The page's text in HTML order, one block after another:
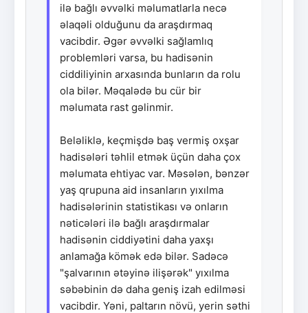
ilə bağlı əvvəlki məlumatlarla necə
əlaqəli olduğunu da araşdırmaq
vacibdir. Əgər əvvəlki sağlamlıq
problemləri varsa, bu hadisənin
ciddiliyinin arxasında bunların da rolu
ola bilər. Məqalədə bu cür bir
məlumata rast gəlinmir.
Beləliklə, keçmişdə baş vermiş oxşar
hadisələri təhlil etmək üçün daha çox
məlumata ehtiyac var. Məsələn, bənzər
yaş qrupuna aid insanların yıxılma
hadisələrinin statistikası və onların
nəticələri ilə bağlı araşdırmalar
hadisənin ciddiyətini daha yaxşı
anlamağa kömək edə bilər. Sadəcə
"şalvarının ətəyinə ilişərək" yıxılma
səbəbinin də daha geniş izah edilməsi
vacibdir. Yəni, paltarın növü, yerin səthi